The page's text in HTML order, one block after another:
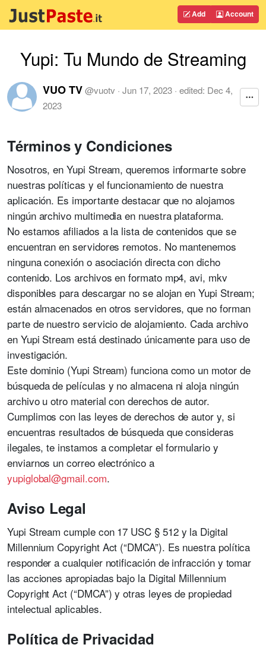
Add Account
Yupi: Tu Mundo de Streaming
VUO TV@vuotv · Jun 17, 2023 · edited: Dec 4,
2023
Términos y Condiciones
Nosotros, en Yupi Stream, queremos informarte sobre
nuestras políticas y el funcionamiento de nuestra
aplicación. Es importante destacar que no alojamos
ningún archivo multimedia en nuestra plataforma.
No estamos afiliados a la lista de contenidos que se
encuentran en servidores remotos. No mantenemos
ninguna conexión o asociación directa con dicho
contenido. Los archivos en formato mp4, avi, mkv
disponibles para descargar no se alojan en Yupi Stream;
están almacenados en otros servidores, que no forman
parte de nuestro servicio de alojamiento. Cada archivo
en Yupi Stream está destinado únicamente para uso de
investigación.
Este dominio (Yupi Stream) funciona como un motor de
búsqueda de películas y no almacena ni aloja ningún
archivo u otro material con derechos de autor.
Cumplimos con las leyes de derechos de autor y, si
encuentras resultados de búsqueda que consideras
ilegales, te instamos a completar el formulario y
enviarnos un correo electrónico a
yupiglobal@gmail.com.
Aviso Legal
Yupi Stream cumple con 17 USC § 512 y la Digital
Millennium Copyright Act (“DMCA”). Es nuestra política
responder a cualquier notificación de infracción y tomar
las acciones apropiadas bajo la Digital Millennium
Copyright Act (“DMCA”) y otras leyes de propiedad
intelectual aplicables.
Política de Privacidad